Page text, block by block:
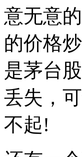
意无意
的价格
是茅台
丢失，
不起!